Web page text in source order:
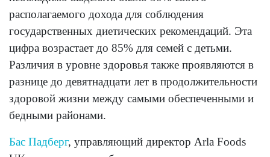
располагаемого дохода для соблюдения
государственных диетических рекомендаций. Эта
цифра возрастает до 85% для семей с детьми.
Различия в уровне здоровья также проявляются в
разнице до девятнадцати лет в продолжительности
здоровой жизни между самыми обеспеченными и
бедными районами.
Бас Падберг, управляющий директор Arla Foods